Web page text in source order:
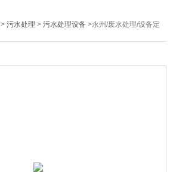
>污水处理 >污水处理设备 >永州/废水处理/设备定